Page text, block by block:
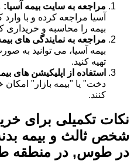
مراجعه به سایت بیمه آسیا:
آسیا مراجعه کرده و با
بیمه را محاسبه و خریداری
مراجعه به نمایندگی های
بیمه آسیا، می توانید به
تهیه کنید.
استفاده از اپلیکیشن های
دخت" یا "بیمه بازار" امکان
کنند.
نکات تکمیلی برای
شخص ثالث و بیمه
در طوس, در منطقه